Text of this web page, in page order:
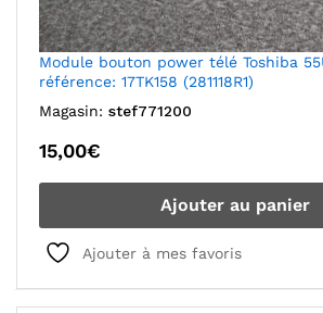
Module bouton power télé Toshiba
référence: 17TK158 (281118R1)
Magasin: stef771200
15,00€
Ajouter au panier
Ajouter à mes favoris